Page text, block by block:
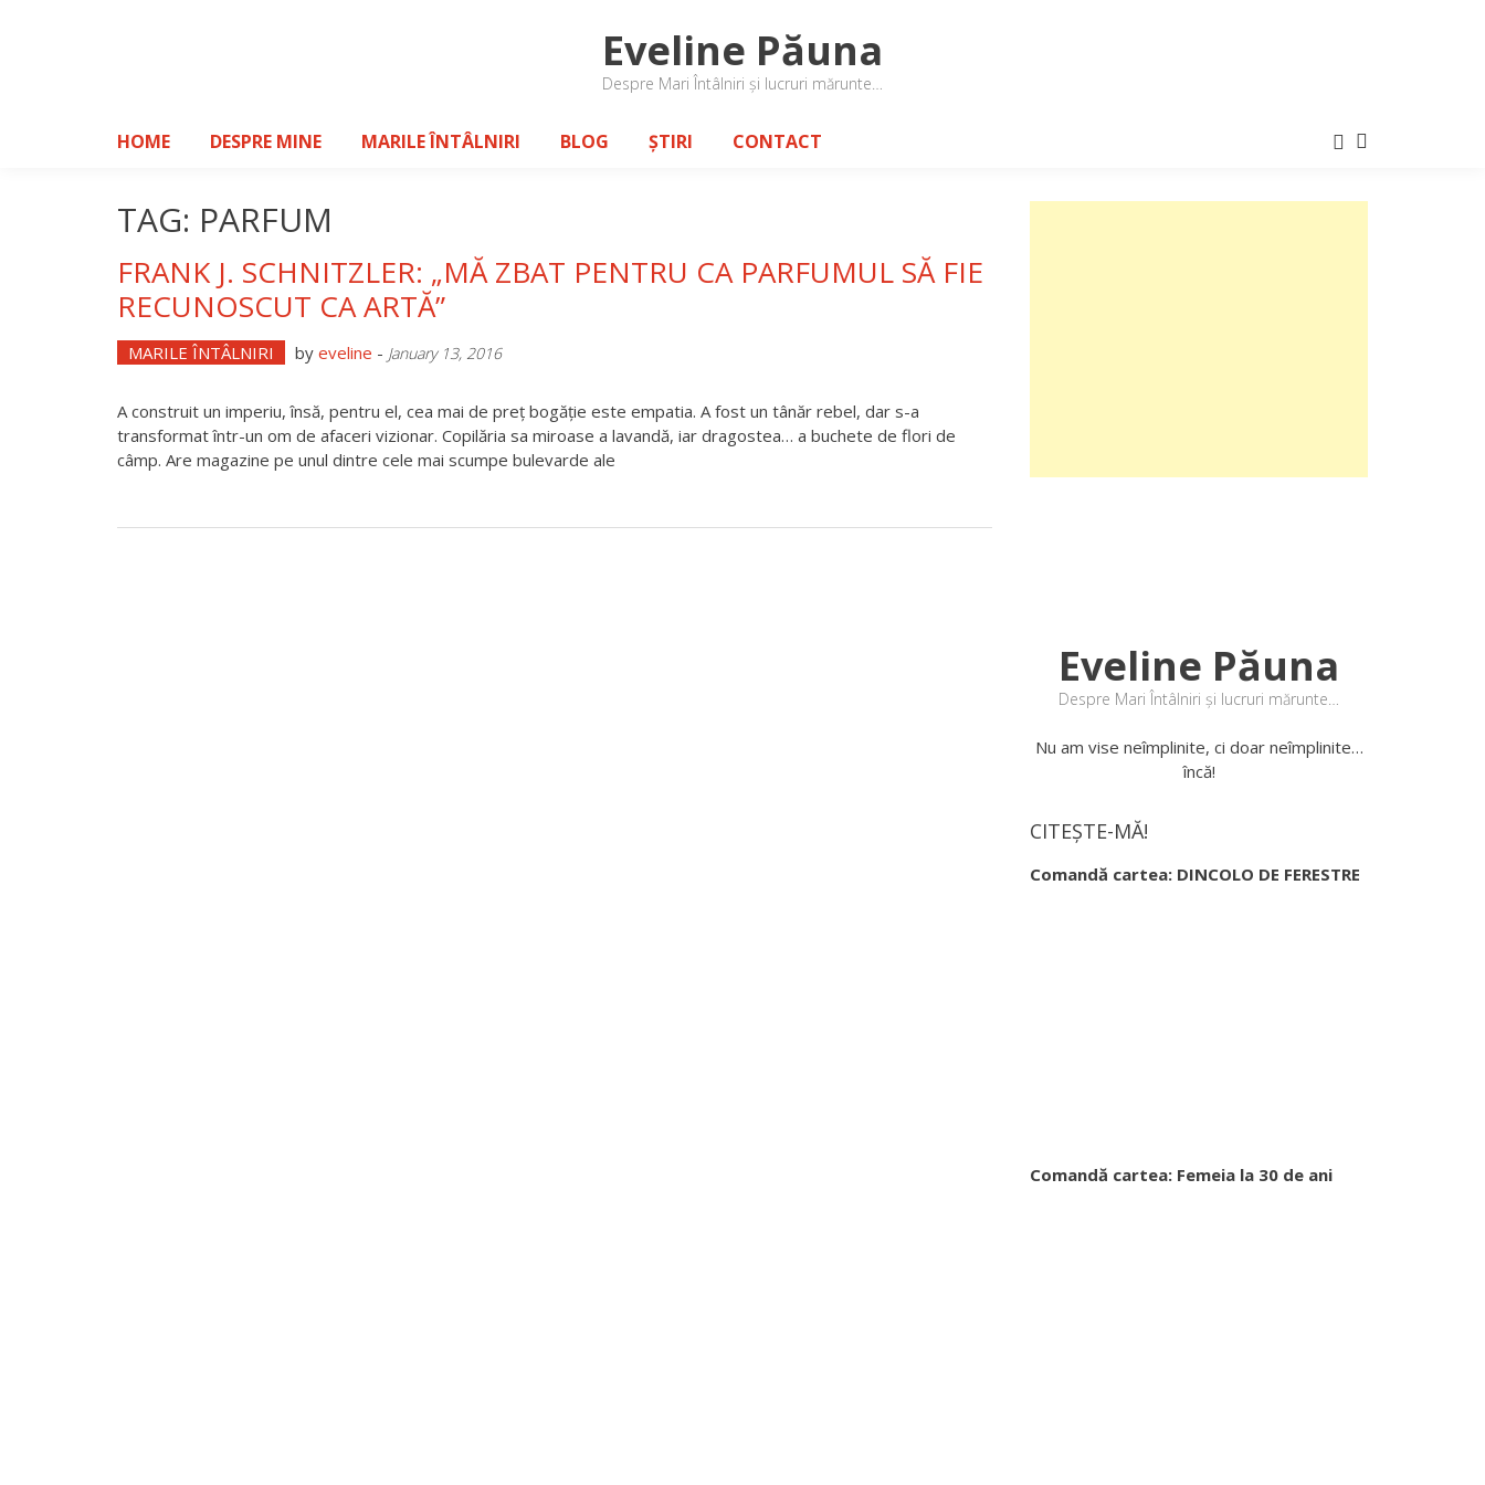
Eveline Păuna
Despre Mari Întâlniri și lucruri mărunte…
HOME DESPRE MINE MARILE ÎNTÂLNIRI BLOG ȘTIRI CONTACT
TAG: PARFUM
FRANK J. SCHNITZLER: „MĂ ZBAT PENTRU CA PARFUMUL SĂ FIE
RECUNOSCUT CA ARTĂ”
MARILE ÎNTÂLNIRI by eveline - January 13, 2016
A construit un imperiu, însă, pentru el, cea mai de preț bogăție este empatia. A fost un tânăr rebel, dar s-a
transformat într-un om de afaceri vizionar. Copilăria sa miroase a lavandă, iar dragostea… a buchete de flori de
câmp. Are magazine pe unul dintre cele mai scumpe bulevarde ale
Eveline Păuna
Despre Mari Întâlniri și lucruri mărunte…
Nu am vise neîmplinite, ci doar neîmplinite…
încă!
CITEȘTE-MĂ!
Comandă cartea: DINCOLO DE FERESTRE
Comandă cartea: Femeia la 30 de ani